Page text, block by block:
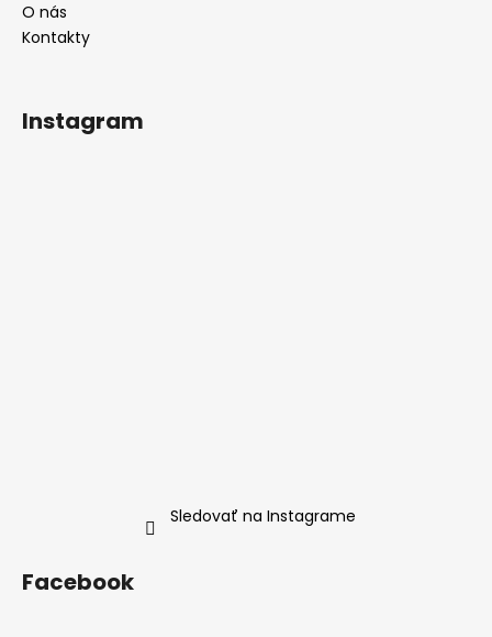
O nás
Kontakty
Instagram
Sledovať na Instagrame
Facebook